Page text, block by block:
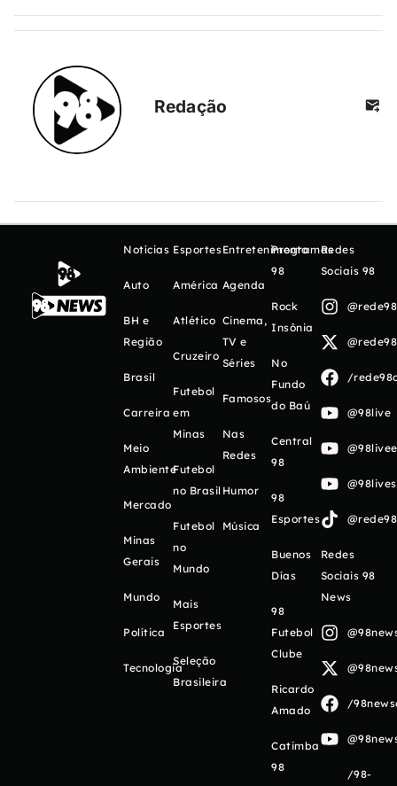
Redação
Notícias
Auto
BH e
Região
Brasil
Carreira
Meio
Ambiente
Mercado
Minas
Gerais
Mundo
Política
Tecnologia
Esportes
América
Atlético
Cruzeiro
Futebol
em
Minas
Futebol
no Brasil
Futebol
no
Mundo
Mais
Esportes
Seleção
Brasileira
Entretenimento
Agenda
Cinema,
TV e
Séries
Famosos
Nas
Redes
Humor
Música
Programas
98
Rock
Insônia
No
Fundo
do Baú
Central
98
98
Esportes
Buenos
Días
98
Futebol
Clube
Ricardo
Amado
Catimba
98
Redes
Sociais 98
/
@98live
Redes
Sociais 98
News
/
/98-